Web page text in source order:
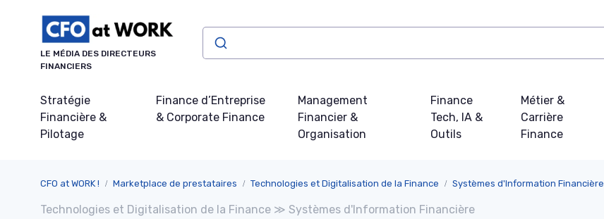
LE MÉDIA DES DIRECTEURS
FINANCIERS
Stratégie
Financière &
Pilotage
Finance d’Entreprise
& Corporate Finance
Management
Financier &
Organisation
Finance
Tech, IA &
Outils
Métier &
Carrière
Finance
CFO at WORK ! Marketplace de prestataires Technologies et Digitalisation de la Finance Systèmes d'Information Financière
Technologies et Digitalisation de la Finance ≫ Systèmes d'Information Financière